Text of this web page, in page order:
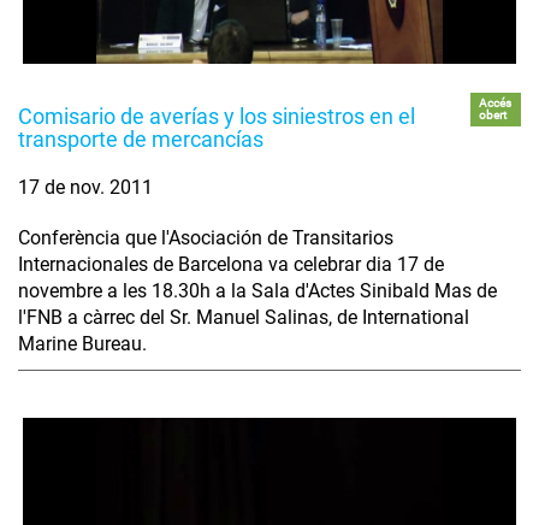
Comisario de averías y los siniestros en el
transporte de mercancías
Accés
obert
17 de nov. 2011
Conferència que l'Asociación de Transitarios
Internacionales de Barcelona va celebrar dia 17 de
novembre a les 18.30h a la Sala d'Actes Sinibald Mas de
l'FNB a càrrec del Sr. Manuel Salinas, de International
Marine Bureau.